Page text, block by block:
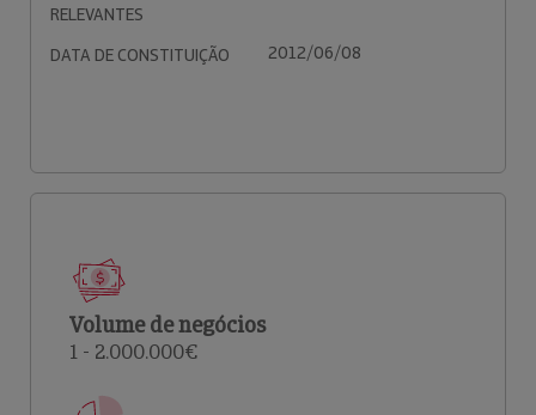
RELEVANTES
DATA DE CONSTITUIÇÃO 2012/06/08
Volume de negócios
1 - 2.000.000€